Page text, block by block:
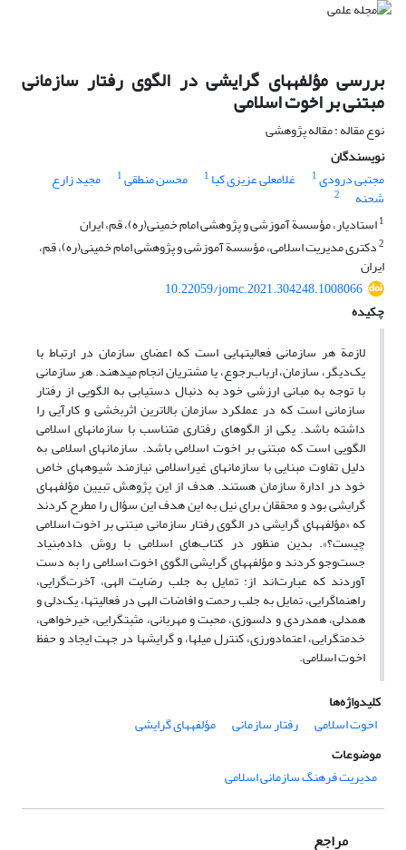
بررسی مؤلفه‏های گرایشی در الگوی رفتار سازمانی
مبتنی بر اخوت اسلامی
نوع مقاله : مقاله پژوهشی
نویسندگان
مجتبی درودی1 غلامعلی عزیزی کیا 1 محسن منطقی1 مجید زارع
شحنه
2
1استادیار، مؤسسة آموزشی و پژوهشی امام خمینی(ره)، قم، ایران
2دکتری مدیریت اسلامی، مؤسسة آموزشی و پژوهشی امام خمینی(ره)، قم،
ایران
10.22059/jomc.2021.304248.1008066
چکیده
لازمة هر سازمانی فعالیت‏هایی است که اعضای سازمان در ارتباط با
یک‌دیگر، سازمان، ارباب‌رجوع، یا مشتریان انجام می‏دهند. هر سازمانی
با توجه به مبانی ارزشی خود به دنبال دستیابی به الگویی از رفتار
سازمانی است که در عملکرد سازمان بالاترین اثربخشی و کارآیی را
داشته باشد. یکی از الگوهای رفتاری متناسب با سازمان‏های اسلامی
الگویی است که مبتنی بر اخوت اسلامی باشد. سازمان‏های اسلامی به
دلیل تفاوت مبنایی با سازمان‏های غیراسلامی نیازمند شیوه‏های خاص
خود در ادارة سازمان هستند. هدف از این پژوهش تبیین مؤلفه‏های
گرایشی بود و محققان برای نیل به این هدف این سؤال را مطرح کردند
که «مؤلفه‏های گرایشی در الگوی رفتار سازمانی مبتنی بر اخوت اسلامی
چیست؟». بدین منظور در کتاب‌های اسلامی با روش داده‌بنیاد
جست‌وجو کردند و مؤلفه‏های گرایشی الگوی اخوت اسلامی را به دست
آوردند که عبارت‌اند از: تمایل به جلب رضایت الهی، آخرت‌گرایی،
راهنماگرایی، تمایل به جلب رحمت و افاضات الهی در فعالیت‏ها، یک‌دلی و
همدلی، همدردی و دلسوزی، محبت و مهربانی، مثبت‏گرایی، خیرخواهی،
خدمت‏گرایی، اعتمادورزی، کنترل میل‏ها، و گرایش‏ها در جهت ایجاد و حفظ
اخوت اسلامی.
کلیدواژه‌ها
اخوت اسلامی
رفتار سازمانی
مؤلفه‏های گرایشی
موضوعات
مدیریت فرهنگ سازمانی اسلامی
مراجع